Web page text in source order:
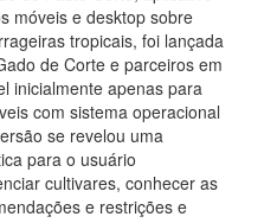
móveis e desktop sobre
tropicais, foi lançada
de Corte e parceiros em
inicialmente apenas para
com sistema operacional
se revelou uma
para o usuário
cultivares, conhecer as
e restrições e